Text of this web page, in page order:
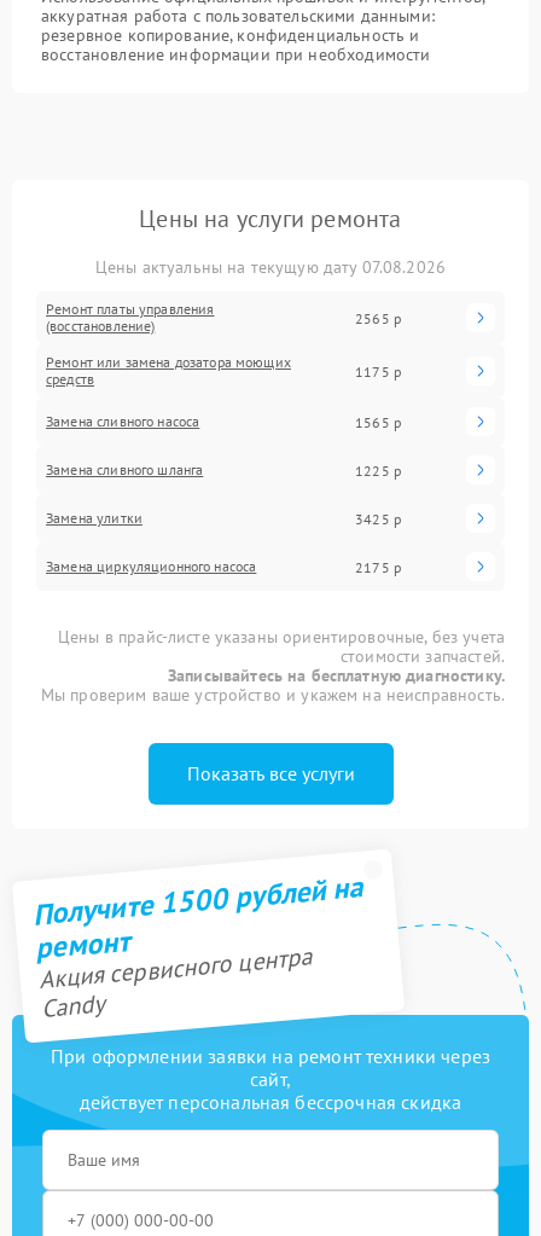
аккуратная работа с пользовательскими данными:
резервное копирование, конфиденциальность и
восстановление информации при необходимости
Цены на услуги ремонта
Цены актуальны на текущую дату 07.08.2026
Ремонт платы управления
(восстановление)
2565 р
Ремонт или замена дозатора моющих
средств
1175 р
Замена сливного насоса 1565 р
Замена сливного шланга 1225 р
Замена улитки 3425 р
Замена циркуляционного насоса 2175 р
Цены в прайс-листе указаны ориентировочные, без учета
стоимости запчастей.
Записывайтесь на бесплатную диагностику.
Мы проверим ваше устройство и укажем на неисправность.
Показать все услуги
Получите 1500 рублей на
ремонт
Акция сервисного центра
Candy
При оформлении заявки на ремонт техники через
сайт,
действует персональная бессрочная скидка